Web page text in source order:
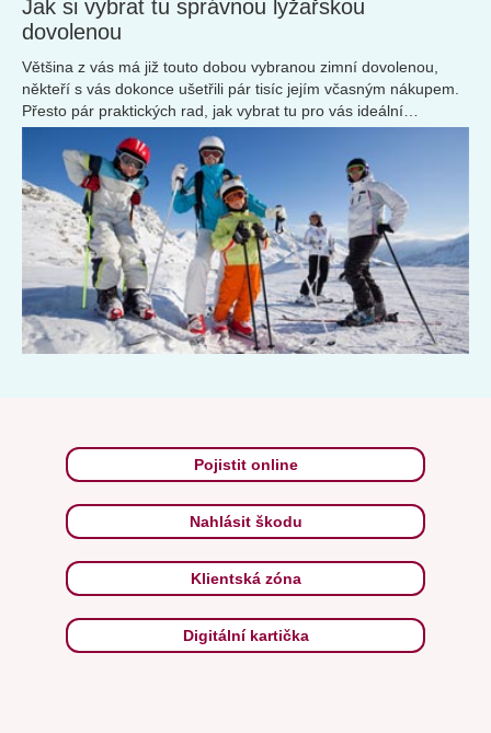
Jak si vybrat tu správnou lyžařskou
dovolenou
Většina z vás má již touto dobou vybranou zimní dovolenou,
někteří s vás dokonce ušetřili pár tisíc jejím včasným nákupem.
Přesto pár praktických rad, jak vybrat tu pro vás ideální
destinaci...
Pojistit online
Nahlásit škodu
Klientská zóna
Digitální kartička